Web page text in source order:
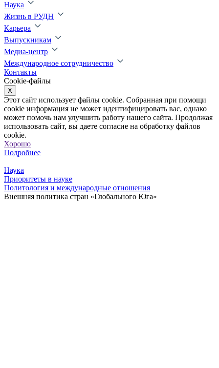
Наука
Жизнь в РУДН
Карьера
Выпускникам
Медиа-центр
Международное сотрудничество
Контакты
Cookie-файлы
X
Этот сайт использует файлы cookie. Собранная при помощи
cookie информация не может идентифицировать вас, однако
может помочь нам улучшить работу нашего сайта. Продолжая
использовать сайт, вы даете согласие на обработку файлов
cookie.
Хорошо
Подробнее
Наука
Приоритеты в науке
Политология и международные отношения
Внешняя политика стран «Глобального Юга»